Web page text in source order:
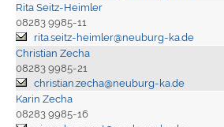
Rita Seitz-Heimler
08283 9985-11
rita.seitz-heimler@neuburg-ka.de
Christian Zecha
08283 9985-21
christian.zecha@neuburg-ka.de
Karin Zecha
08283 9985-16